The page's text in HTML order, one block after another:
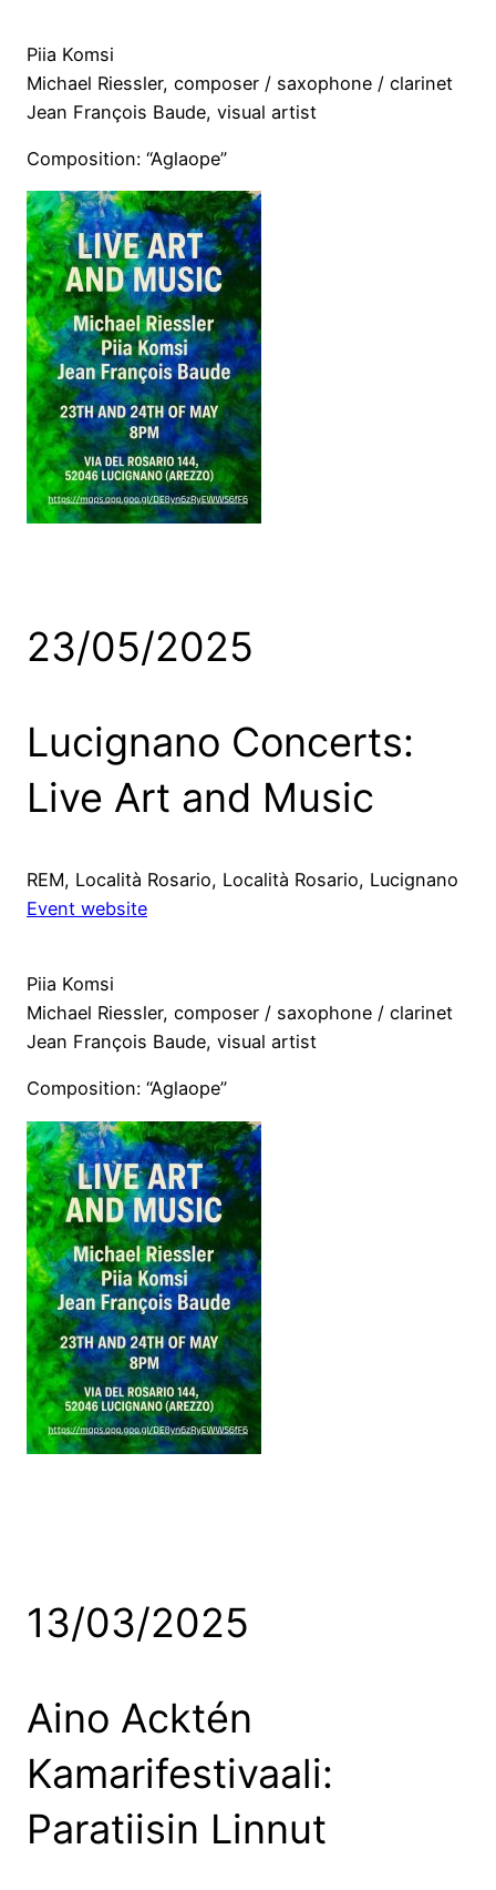
Piia Komsi
Michael Riessler, composer / saxophone / clarinet
Jean François Baude, visual artist
Composition: “Aglaope”
23/05/2025
Lucignano Concerts:
Live Art and Music
REM, Località Rosario, Località Rosario, Lucignano
Event website
Piia Komsi
Michael Riessler, composer / saxophone / clarinet
Jean François Baude, visual artist
Composition: “Aglaope”
13/03/2025
Aino Acktén
Kamarifestivaali:
Paratiisin Linnut